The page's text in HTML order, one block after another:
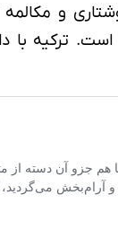
و
ترکیه با